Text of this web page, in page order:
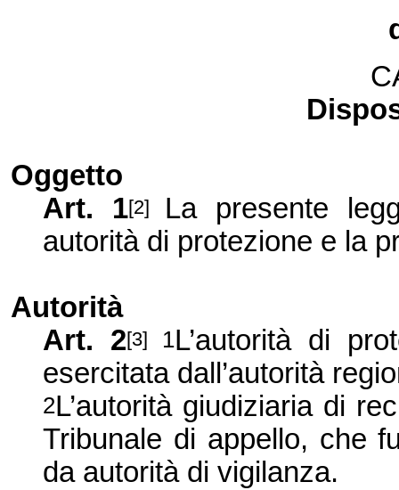
Oggetto
Art. 1[2]
La presente
autorità di protezione e la
Autorità
Art. 2[3] 1L’autorità di
esercitata dall’autorità
2L’autorità giudiziaria di
Tribunale di appello, che
da autorità di vigilanza.